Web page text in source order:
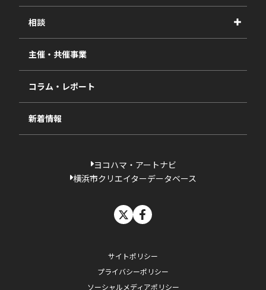
2026年度
2025年度
2024年度
2023年度
過去の採択一覧
相談
視察・ヒアリング・研究
相談依頼フォーム
主催・共催事業
コラム・レポート
新着情報
ヨコハマ・アートナビ
横浜市クリエイターデータベース
サイトポリシー
プライバシーポリシー
ソーシャルメディアポリシー